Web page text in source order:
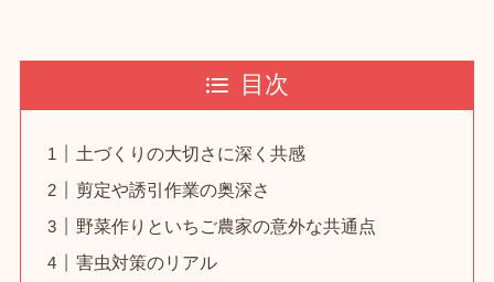
目次
土づくりの大切さに深く共感
剪定や誘引作業の奥深さ
野菜作りといちご農家の意外な共通点
害虫対策のリアル